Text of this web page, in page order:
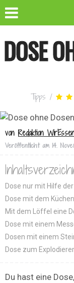
DOSE
Tipps /
von Redaktion
Veröffentlicht am 14.
Dose nur mit Hilfe
Dose mit dem
Mit dem Löffel eine
Dose mit einem
Dosen mit einem
Dose zum
Du hast eine